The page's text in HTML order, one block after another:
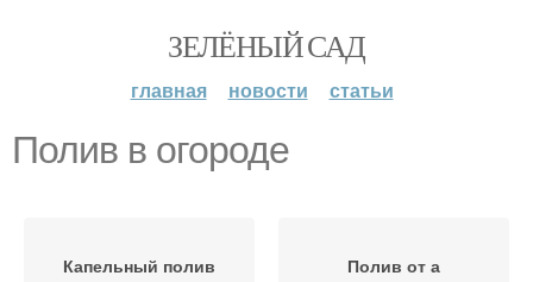
ЗЕЛЁНЫЙ САД
главная новости статьи
Полив в огороде
Капельный полив Полив от а